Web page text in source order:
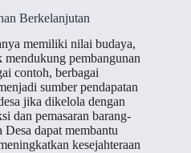
Berkelanjutan
memiliki nilai budaya,
pembangunan
contoh, berbagai
sumber pendapatan
jika dikelola dengan
dan pemasaran barang-
dapat membantu
kesejahteraan